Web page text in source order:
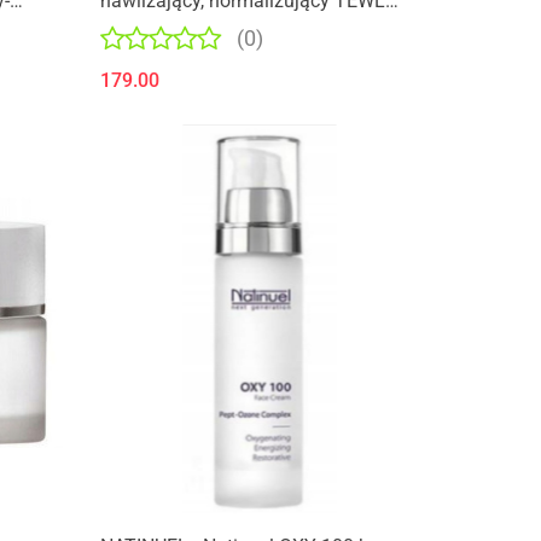
50ml
(0)
179.00